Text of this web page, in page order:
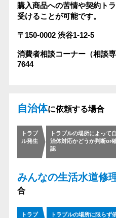
購入商品への苦情や契約ト
受けることが可能です。
〒150-0002渋谷1-12-5
消費者相談コーナー（相談
7644
自治体に依頼する場合
トラブ
ル発生
トラブルの場所によって自
治体対応かどうか判断or
認
みんなの生活水道修
合
トラブ
トラブルの場所に限らず